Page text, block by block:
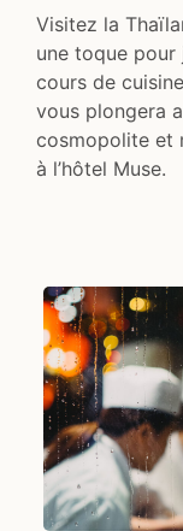
Visitez la
une toque pour
cours de
vous plongera
cosmopolite et
à l’hôtel Muse.